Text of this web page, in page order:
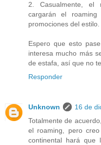
2. Casualmente, el
cargarán el
promociones del estilo.
Espero que esto
interesa mucho más
de estafa, así que no
Responder
Unknown
16 de
Totalmente de
el roaming, pero
continental hará que